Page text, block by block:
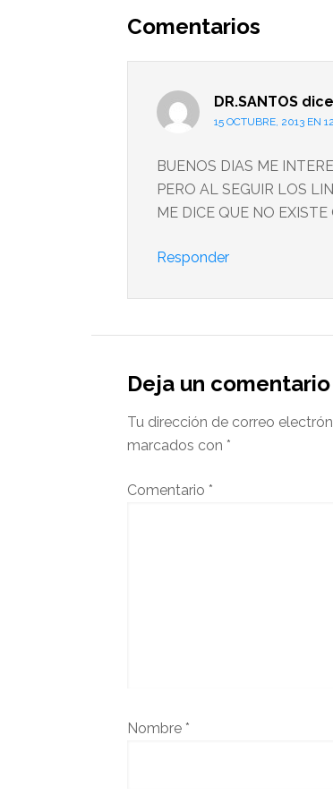
del
lector
Comentarios
DR.SANTOS dice
15 OCTUBRE, 2013 EN
BUENOS DIAS ME
PERO AL SEGUIR LOS
ME DICE QUE NO
Responder
Deja un comentario
Tu dirección de correo
marcados con *
Comentario *
Nombre *